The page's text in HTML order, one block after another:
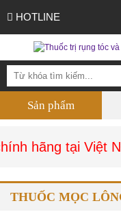
HOTLINE
Sản phẩm
hãng tại Việt
THUỐC MỌC